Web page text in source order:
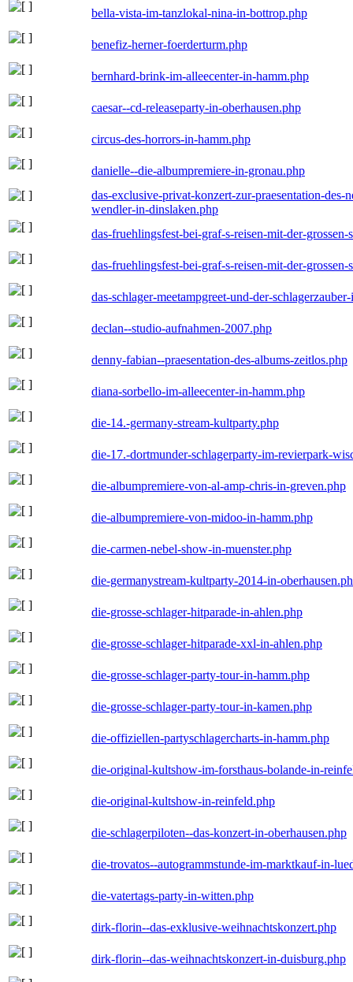
bella-vista-im-tanzlokal-nina-in-bottrop.php
benefiz-herner-foerderturm.php
bernhard-brink-im-alleecenter-in-hamm.php
caesar--cd-releaseparty-in-oberhausen.php
circus-des-horrors-in-hamm.php
danielle--die-albumpremiere-in-gronau.php
das-exclusive-privat-konzert-zur-praesentation-
wendler-in-dinslaken.php
das-fruehlingsfest-bei-graf-s-reisen-mit-der-
das-fruehlingsfest-bei-graf-s-reisen-mit-der-
das-schlager-meetampgreet-und-der-
declan--studio-aufnahmen-2007.php
denny-fabian--praesentation-des-albums-zeitlos.php
diana-sorbello-im-alleecenter-in-hamm.php
die-14.-germany-stream-kultparty.php
die-17.-dortmunder-schlagerparty-im-revierpark-
die-albumpremiere-von-al-amp-chris-in-greven.php
die-albumpremiere-von-midoo-in-hamm.php
die-carmen-nebel-show-in-muenster.php
die-germanystream-kultparty-2014-in-
die-grosse-schlager-hitparade-in-ahlen.php
die-grosse-schlager-hitparade-xxl-in-ahlen.php
die-grosse-schlager-party-tour-in-hamm.php
die-grosse-schlager-party-tour-in-kamen.php
die-offiziellen-partyschlagercharts-in-hamm.php
die-original-kultshow-im-forsthaus-bolande-in-
die-original-kultshow-in-reinfeld.php
die-schlagerpiloten--das-konzert-in-oberhausen.php
die-trovatos--autogrammstunde-im-marktkauf-in-
die-vatertags-party-in-witten.php
dirk-florin--das-exklusive-weihnachtskonzert.php
dirk-florin--das-weihnachtskonzert-in-duisburg.php